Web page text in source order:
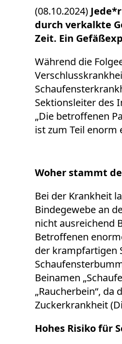
(08.10.2024)
durch verkalkte
Zeit. Ein
Während die
Sektionsleiter des
„Die betroffenen
ist zum Teil enorm
Woher stammt
Bei der Krankheit
Bindegewebe an
nicht ausreichend
Betroffenen
der krampfartigen
Beinamen
„Raucherbein“,
Zuckerkrankheit
Hohes Risiko für